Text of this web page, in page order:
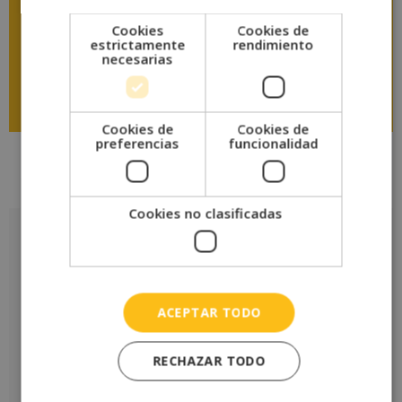
Descargar temario
No hay valoraciones aún.
Sé el primero en valorar “Máster en Dirección de Salas de
Entrenamiento Polivalente + Máster en Nutrición Deportiva y
Cookies
estrictamente
necesarias
Cookies de
rendimiento
Cookies de
preferencias
Cookies de
funcionalidad
Cookies no clasificadas
ACEPTAR TODO
RECHAZAR TODO